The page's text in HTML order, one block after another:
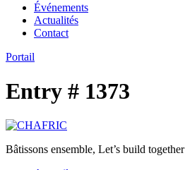
Événements
Actualités
Contact
Portail
Entry # 1373
Bâtissons ensemble, Let’s build together